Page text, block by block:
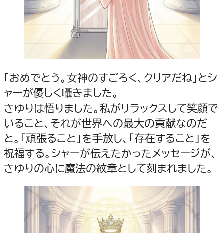
「おめでとう。女神のすごろく、クリアだね」とシ
ャーが優しく囁きました。
さゆりは悟りました。私がリラックスして笑顔で
いること、それが世界への最大の貢献なのだ
と。「頑張ること」を手放し、「存在すること」を
祝福する。シャーが伝えたかったメッセージが、
さゆりの心に魔法の紋章として刻まれました。